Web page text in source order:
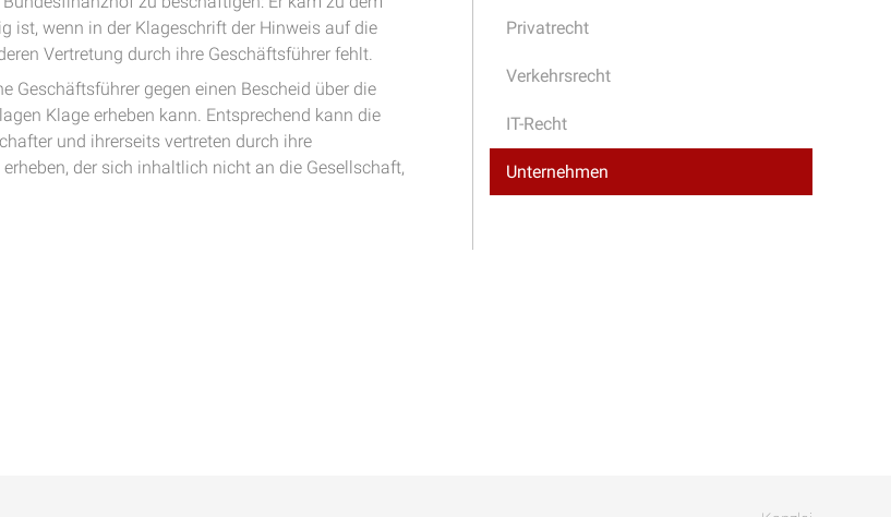
Privatrecht
Verkehrsrecht
IT-Recht
Unternehmen
ist, wenn in der Klageschrift der Hinweis auf die
Vertretung durch ihre Geschäftsführer fehlt.
Geschäftsführer gegen einen Bescheid über die
Klage erheben kann. Entsprechend kann die
und ihrerseits vertreten durch ihre
der sich inhaltlich nicht an die Gesellschaft,